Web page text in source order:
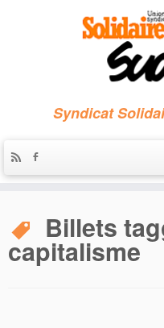
Syndicat
Billets
capitalisme